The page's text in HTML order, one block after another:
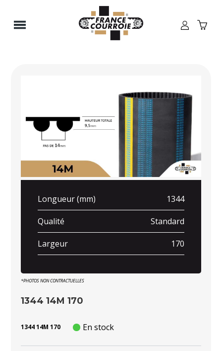
Longueur (mm) 1344
Qualité Standard
Largeur 170
*PHOTOS NON CONTRACTUELLES
1344 14M 170
1344 14M 170 En stock
Panneau de gestion des cookies